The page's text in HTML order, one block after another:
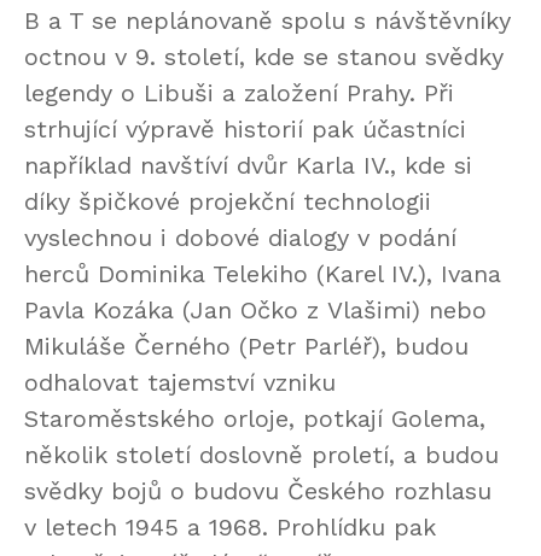
B a T se neplánovaně spolu s návštěvníky
octnou v 9. století, kde se stanou svědky
legendy o Libuši a založení Prahy. Při
strhující výpravě historií pak účastníci
například navštíví dvůr Karla IV., kde si
díky špičkové projekční technologii
vyslechnou i dobové dialogy v podání
herců Dominika Telekiho (Karel IV.), Ivana
Pavla Kozáka (Jan Očko z Vlašimi) nebo
Mikuláše Černého (Petr Parléř), budou
odhalovat tajemství vzniku
Staroměstského orloje, potkají Golema,
několik století doslovně proletí, a budou
svědky bojů o budovu Českého rozhlasu
v letech 1945 a 1968. Prohlídku pak